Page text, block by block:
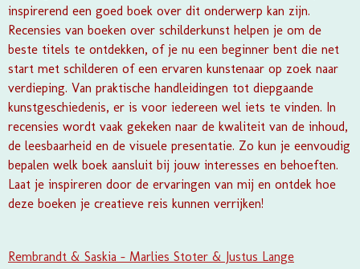
inspirerend een goed boek over dit onderwerp kan zijn.
Recensies van boeken over schilderkunst helpen je om de
beste titels te ontdekken, of je nu een beginner bent die net
start met schilderen of een ervaren kunstenaar op zoek naar
verdieping. Van praktische handleidingen tot diepgaande
kunstgeschiedenis, er is voor iedereen wel iets te vinden. In
recensies wordt vaak gekeken naar de kwaliteit van de inhoud,
de leesbaarheid en de visuele presentatie. Zo kun je eenvoudig
bepalen welk boek aansluit bij jouw interesses en behoeften.
Laat je inspireren door de ervaringen van mij en ontdek hoe
deze boeken je creatieve reis kunnen verrijken!
Rembrandt & Saskia - Marlies Stoter & Justus Lange